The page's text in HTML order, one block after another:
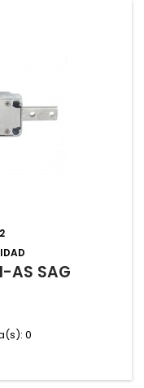
AS SAG
0